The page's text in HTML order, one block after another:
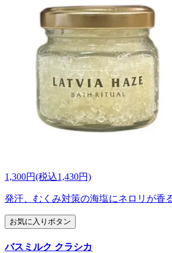
1,300円(税込1,430円)
発汗、むくみ対策の海塩にネロリが香
お気に入りボタン
バスミルク クラシカ